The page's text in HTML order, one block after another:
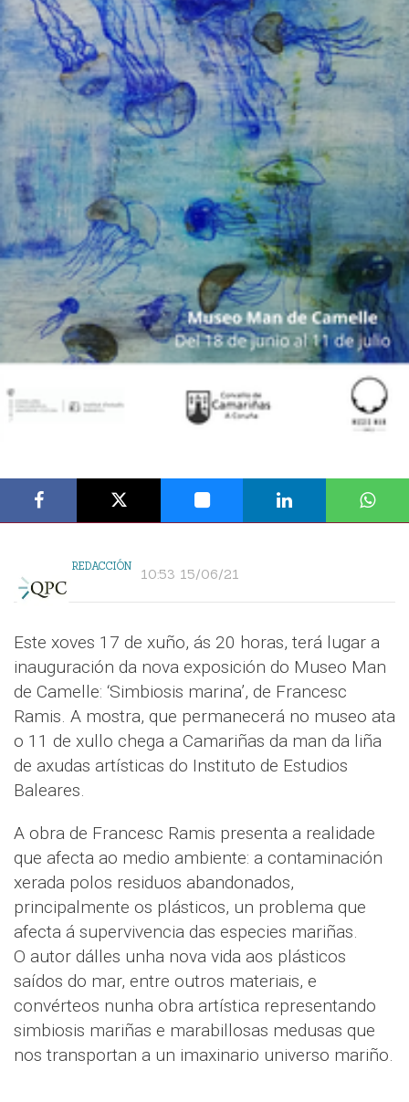
REDACCIÓN 10:53 15/06/21
Este xoves 17 de xuño, ás 20 horas, terá lugar a
inauguración da nova exposición do Museo Man
de Camelle: ‘Simbiosis marina’, de Francesc
Ramis. A mostra, que permanecerá no museo ata
o 11 de xullo chega a Camariñas da man da liña
de axudas artísticas do Instituto de Estudios
Baleares.
A obra de Francesc Ramis presenta a realidade
que afecta ao medio ambiente: a contaminación
xerada polos residuos abandonados,
principalmente os plásticos, un problema que
afecta á supervivencia das especies mariñas.
O autor dálles unha nova vida aos plásticos
saídos do mar, entre outros materiais, e
convérteos nunha obra artística representando
simbiosis mariñas e marabillosas medusas que
nos transportan a un imaxinario universo mariño.